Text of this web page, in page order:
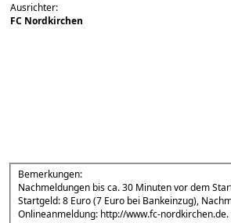
Ausrichter:
FC Nordkirchen
Bemerkungen:
Nachmeldungen bis ca. 30 Minuten vor dem
Startgeld: 8 Euro (7 Euro bei Bankeinzug),
Onlineanmeldung: http://www.fc-nordkirchen.de.